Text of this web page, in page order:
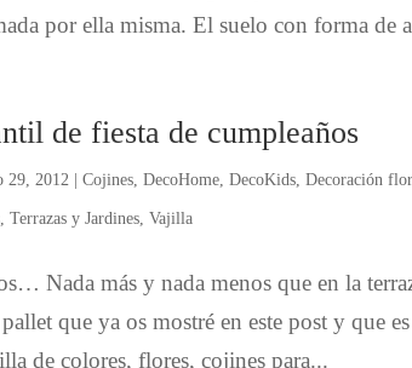
por ella misma. El suelo con forma de
de fiesta de cumpleaños
29, 2012 |Cojines ,DecoHome ,DecoKids ,Decoración
,Terrazas y Jardines ,Vajilla
Nada más y nada menos que en la
que ya os mostré en este post y que
de colores, flores, cojines para...